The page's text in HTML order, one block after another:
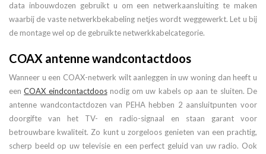
data inbouwdozen gebruikt u om een netwerkaansluiting te maken
waarbij de vaste netwerkbekabeling netjes wordt weggewerkt. Let u bij
de montage wel op de gebruikte netwerkkabelcategorie.
COAX antenne wandcontactdoos
Wanneer u een COAX-netwerk wilt aanleggen in uw woning dan heeft u
eenCOAX eindcontactdoosnodig om uw kabels op aan te sluiten. De
antenne wandcontactdozen van PEHA hebben 2 aansluitpunten voor
doorgifte van het TV- en radio-signaal en staan garant voor
betrouwbare kwaliteit. Zo kunt u zorgeloos genieten van een prachtig,
scherp beeld op uw televisie en een perfect geluid van uw radio. Ook